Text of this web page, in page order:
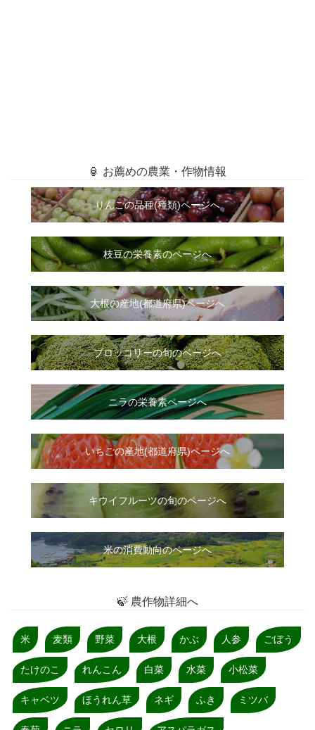
🏮 お薦めの農業・作物情報
りんごの品種(種類)ページへ
枝豆の栄養素のページへ
大根の産地(都道府県)ページへ
ブロッコリーの旬のページへ
ニラの栄養素ページへ
いちごの産地(都道府県)ページへ
キウイフルーツの旬のページへ
米の消費動向のページへ
🍃 農作物詳細へ
米 麦類 野菜 大根 かぶ 人参 ごぼう
たけのこ れんこん 白菜 水菜 小松菜
キャベツ ほうれん草 ネギ ふき ミツバ